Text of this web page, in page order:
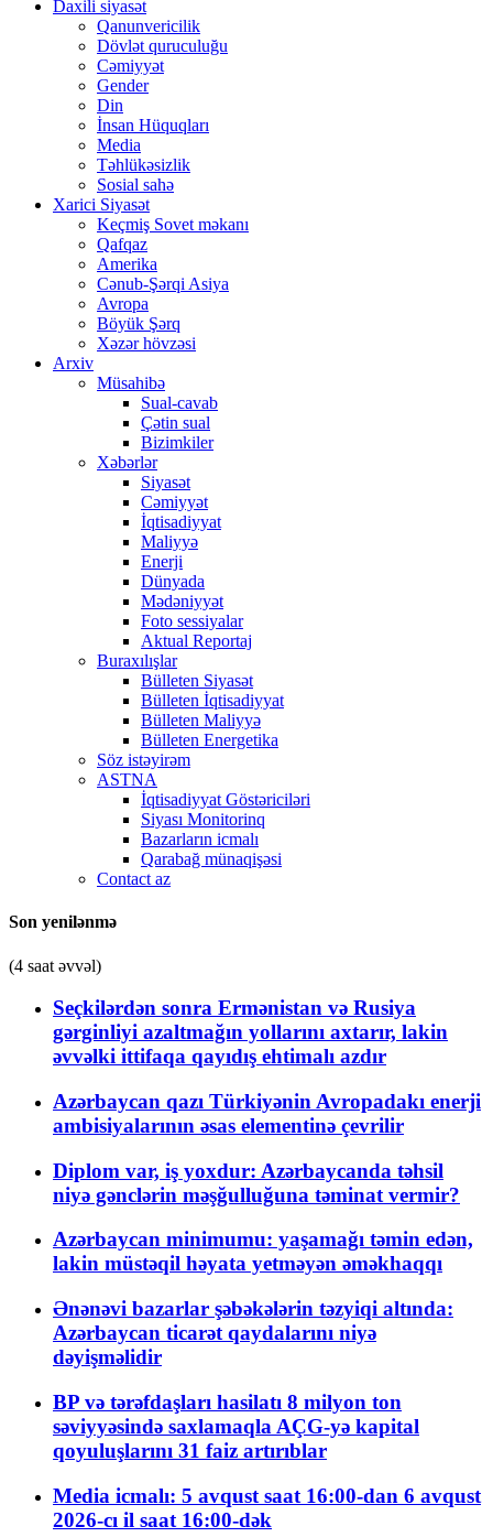
Daxili siyasət
Qanunvericilik
Dövlət quruculuğu
Cəmiyyət
Gender
Din
İnsan Hüquqları
Media
Təhlükəsizlik
Sosial sahə
Xarici Siyasət
Keçmiş Sovet məkanı
Qafqaz
Amerika
Cənub-Şərqi Asiya
Avropa
Böyük Şərq
Xəzər hövzəsi
Arxiv
Müsahibə
Sual-cavab
Çətin sual
Bizimkiler
Xəbərlər
Siyasət
Cəmiyyət
İqtisadiyyat
Maliyyə
Enerji
Dünyada
Mədəniyyət
Foto sessiyalar
Aktual Reportaj
Buraxılışlar
Bülleten Siyasət
Bülleten İqtisadiyyat
Bülleten Maliyyə
Bülleten Energetika
Söz istəyirəm
ASTNA
İqtisadiyyat Göstəriciləri
Siyası Monitorinq
Bazarların icmalı
Qarabağ münaqişəsi
Contact az
Son yenilənmə
(4 saat əvvəl)
Seçkilərdən sonra Ermənistan və Rusiya
gərginliyi azaltmağın yollarını axtarır, lakin
əvvəlki ittifaqa qayıdış ehtimalı azdır
Azərbaycan qazı Türkiyənin Avropadakı enerji
ambisiyalarının əsas elementinə çevrilir
Diplom var, iş yoxdur: Azərbaycanda təhsil
niyə gənclərin məşğulluğuna təminat vermir?
Azərbaycan minimumu: yaşamağı təmin edən,
lakin müstəqil həyata yetməyən əməkhaqqı
Ənənəvi bazarlar şəbəkələrin təzyiqi altında:
Azərbaycan ticarət qaydalarını niyə
dəyişməlidir
BP və tərəfdaşları hasilatı 8 milyon ton
səviyyəsində saxlamaqla AÇG-yə kapital
qoyuluşlarını 31 faiz artırıblar
Media icmalı: 5 avqust saat 16:00-dan 6 avqust
2026-cı il saat 16:00-dək